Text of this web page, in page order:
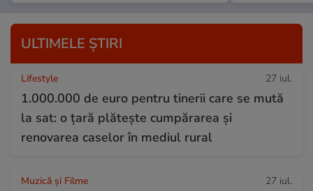
ULTIMELE ȘTIRI
Lifestyle 27 iul.
1.000.000 de euro pentru tinerii care se mută
la sat: o țară plătește cumpărarea și
renovarea caselor în mediul rural
Muzică și Filme 27 iul.